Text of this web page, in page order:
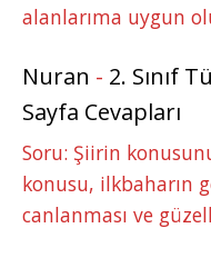
alanlarıma uygun
Nuran - 2. Sınıf
Sayfa Cevapları
Soru: Şiirin
konusu, ilkbaharın
canlanması ve